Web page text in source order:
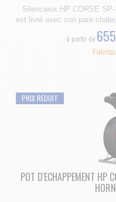
Silencieux HP CORSE
est livré avec son pare
à partir de
PRIX RÉDUIT
POT D'ECHAPPEMENT HP